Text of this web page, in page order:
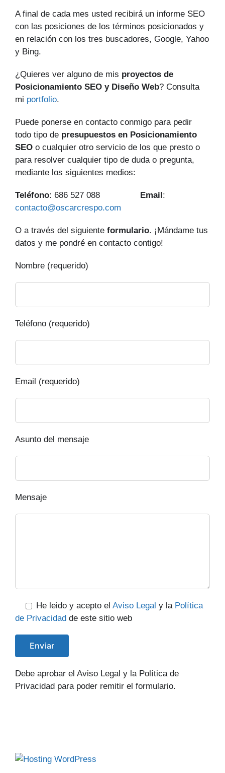
A final de cada mes usted recibirá un informe SEO
con las posiciones de los términos posicionados y
en relación con los tres buscadores, Google, Yahoo
y Bing.
¿Quieres ver alguno de mis proyectos de
Posicionamiento SEO y Diseño Web? Consulta
mi portfolio.
Puede ponerse en contacto conmigo para pedir
todo tipo de presupuestos en Posicionamiento
SEO o cualquier otro servicio de los que presto o
para resolver cualquier tipo de duda o pregunta,
mediante los siguientes medios:
Teléfono: 686 527 088 Email :
contacto@oscarcrespo.com
O a través del siguiente formulario. ¡Mándame tus
datos y me pondré en contacto contigo!
Nombre (requerido)
Teléfono (requerido)
Email (requerido)
Asunto del mensaje
Mensaje
He leido y acepto el Aviso Legal y la Política
de Privacidad de este sitio web
Debe aprobar el Aviso Legal y la Política de
Privacidad para poder remitir el formulario.